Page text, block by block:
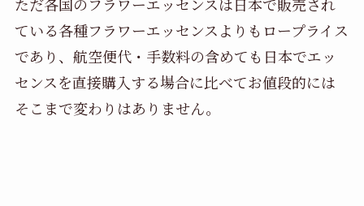
ている各種フラワーエッセンスよりもロープライス
であり、航空便代・手数料の含めても日本でエッ
センスを直接購入する場合に比べてお値段的には
そこまで変わりはありません。